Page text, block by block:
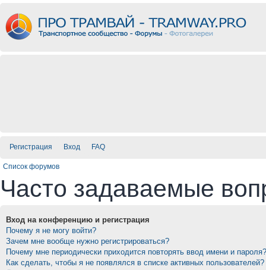
Регистрация Вход FAQ
Список форумов
Часто задаваемые
Вход на конференцию и регистрация
Почему я не могу войти?
Зачем мне вообще нужно регистрироваться?
Почему мне периодически приходится повторять ввод имени и пароля?
Как сделать, чтобы я не появлялся в списке активных пользователей?